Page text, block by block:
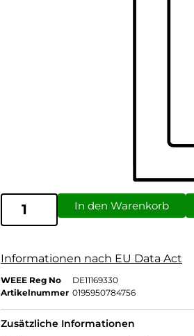
In den Warenkorb
Informationen nach EU Data Act
WEEE Reg No
DE11169330
Artikelnummer 0195950784756
Zusätzliche Informationen